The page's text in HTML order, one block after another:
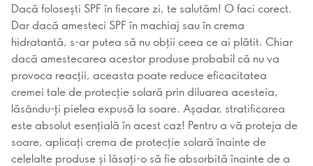
Dacă folosești SPF în fiecare zi, te salutăm! O faci corect.
Dar dacă amesteci SPF în machiaj sau în crema
hidratantă, s-ar putea să nu obții ceea ce ai plătit. Chiar
dacă amestecarea acestor produse probabil că nu va
provoca reacții, aceasta poate reduce eficacitatea
cremei tale de protecție solară prin diluarea acesteia,
lăsându-ți pielea expusă la soare. Așadar, stratificarea
este absolut esențială în acest caz! Pentru a vă proteja de
soare, aplicați crema de protecție solară înainte de
celelalte produse și lăsați-o să fie absorbită înainte de a